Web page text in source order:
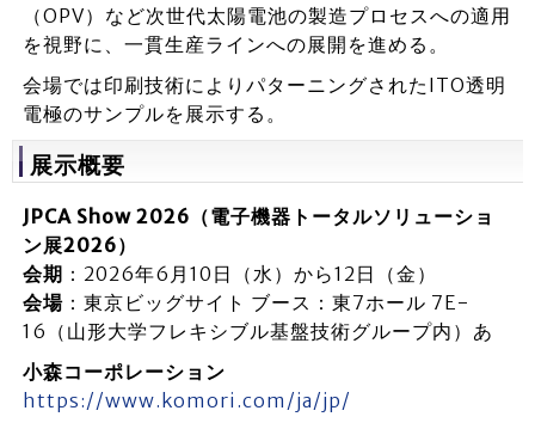
（OPV）など次世代太陽電池の製造プロセスへの適用
を視野に、一貫生産ラインへの展開を進める。
会場では印刷技術によりパターニングされたITO透明
電極のサンプルを展示する。
展示概要
JPCA Show 2026（電子機器トータルソリューショ
ン展2026）
会期 ：2026年6月10日（水）から12日（金）
会場：東京ビッグサイト ブース：東7ホール 7E-
16（山形大学フレキシブル基盤技術グループ内）あ
小森コーポレーション
https://www.komori.com/ja/jp/